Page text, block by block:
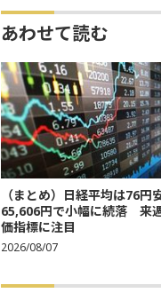
あわせて読む
（まとめ）日経平均は76円
65,606円で小幅に続落 来
価指標に注目
2026/08/07